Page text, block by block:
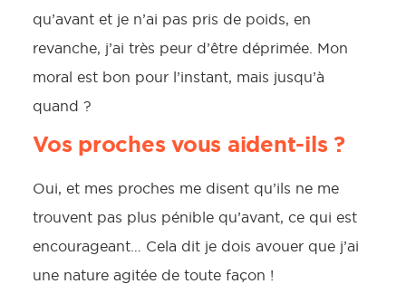
qu’avant et je n’ai pas pris de poids, en
revanche, j’ai très peur d’être déprimée. Mon
moral est bon pour l’instant, mais jusqu’à
quand ?
Vos proches vous aident-ils ?
Oui, et mes proches me disent qu’ils ne me
trouvent pas plus pénible qu’avant, ce qui est
encourageant… Cela dit je dois avouer que j’ai
une nature agitée de toute façon !